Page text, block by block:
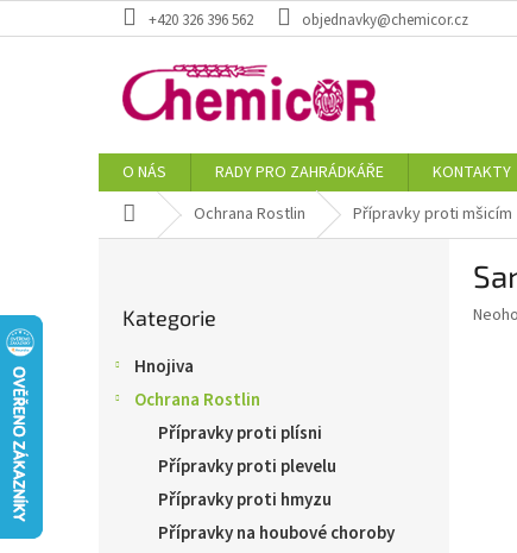
na
+420 326 396 562 objednavky@chemicor.cz
O NÁS RADY PRO ZAHRÁDKÁŘE KONTAKTY
Domů Ochrana Rostlin Přípravky proti mšicím
kategorie
Kategorie
Hnojiva
Ochrana Rostlin
Přípravky proti plísni
Přípravky proti plevelu
Přípravky proti hmyzu
Přípravky na houbové choroby